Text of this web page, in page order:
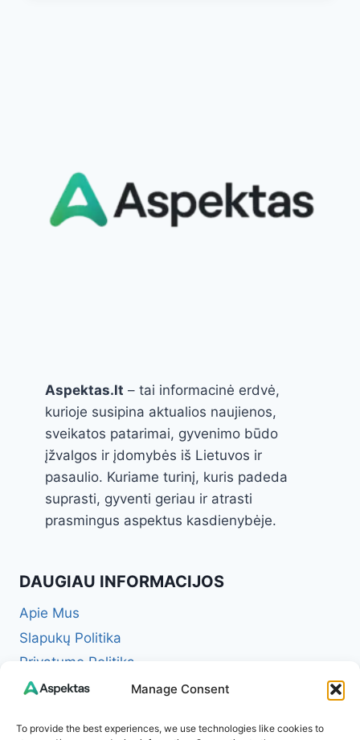
Manage Consent
To provide the best experiences, we use technologies like cookies to
Aspektas.lt – tai informacinė erdvė,
kurioje susipina aktualios naujienos,
sveikatos patarimai, gyvenimo būdo
įžvalgos ir įdomybės iš Lietuvos ir
pasaulio. Kuriame turinį, kuris padeda
suprasti, gyventi geriau ir atrasti
prasmingus aspektus kasdienybėje.
DAUGIAU INFORMACIJOS
Apie Mus
Slapukų Politika
Privatumo Politika
Redakcinė politika + Klaidų taisymo politika
Atsakomybės apribojimas (Disclaimer)